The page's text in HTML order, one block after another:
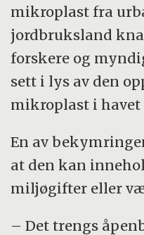
mikroplast fra
jordbruksland
forskere og
sett i lys av den
mikroplast i havet
En av
at den kan
miljøgifter eller
– Det trengs